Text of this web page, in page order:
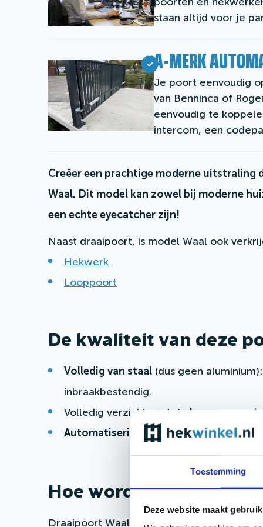
Toestemming
Deze website maakt
staan altijd voor je
A-MERK
Je poort eenvoudig
van Benninca of
eenvoudig te
intercom, een
Creëer een prachtige moderne uitstraling
Waal. Dit model kan zowel bij moderne
een echte eyecatcher zijn!
Naast draaipoort, is model Waal ook
Hekwerk
Looppoort
De kwaliteit van deze
Volledig van staal (dus geen
inbraakbestendig.
Volledig verzinkt, wat de kans op roest
Automatiseringsmogelijkhedenvan
Hoe wordt de poort
Draaipoort Waal wordt volbad verzinkt